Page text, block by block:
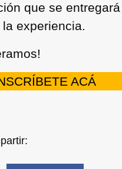
que se
experiencia.
ACÁ